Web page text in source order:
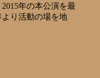
年の本公演を最
り活動の場を地